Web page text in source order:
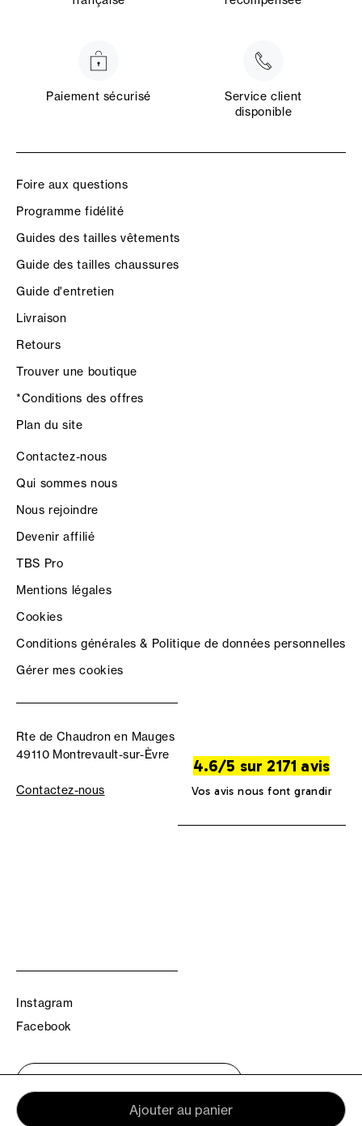
Ajouter au panier
Paiement sécurisé
Service client
disponible
Foire aux questions
Programme fidélité
Guides des tailles vêtements
Guide des tailles chaussures
Guide d'entretien
Livraison
Retours
Trouver une boutique
*Conditions des offres
Plan du site
Contactez-nous
Qui sommes nous
Nous rejoindre
Devenir affilié
TBS Pro
Mentions légales
Cookies
Conditions générales & Politique de données personnelles
Gérer mes cookies
Rte de Chaudron en Mauges
49110 Montrevault-sur-Èvre
Contactez-nous
4.6/5 sur 2171 avis
Vos avis nous font grandir
Instagram
Facebook